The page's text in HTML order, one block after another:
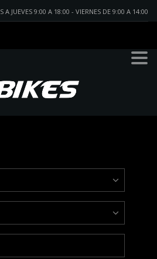
A JUEVES 9:00 A 18:00 - VIERNES DE 9:00 A 14:00